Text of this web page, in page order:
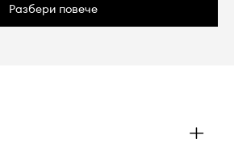
Разбери повече